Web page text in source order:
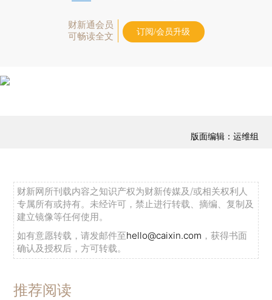
财新通会员
可畅读全文
订阅/会员升级
版面编辑：运维组
财新网所刊载内容之知识产权为财新传媒及/或相关权利人
专属所有或持有。未经许可，禁止进行转载、摘编、复制及
建立镜像等任何使用。
如有意愿转载，请发邮件至hello@caixin.com ，获得书面
确认及授权后，方可转载。
推荐阅读